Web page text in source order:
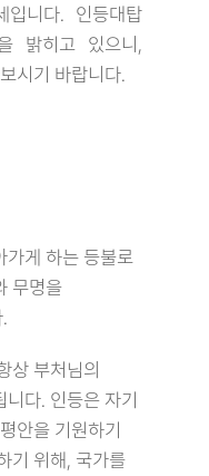
입니다. 인등대탑
밝히고 있으니,
시기 바랍니다.
가게 하는 등불로
무명을
상 부처님의
다. 인등은 자기
안을 기원하기
기 위해, 국가를